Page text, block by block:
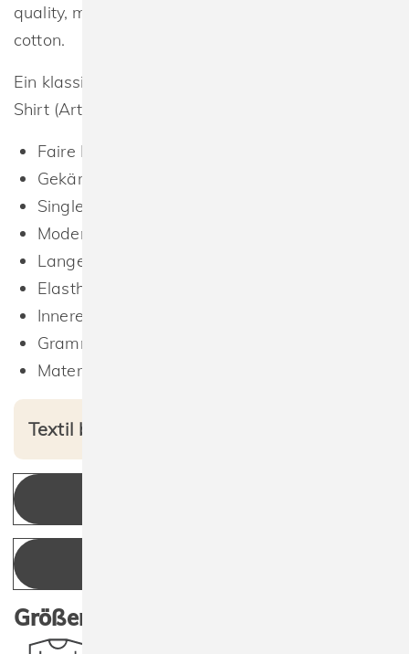
quality, made from ringspun 155gsm combed
cotton.
Ein klassisches, figurbetontes Herren Langarm T-
Shirt (Artikelnummer: O61050)
Faire Baumwolle
Gekämmte Bio-Baumwolle
Single-Jersey Strick
Moderne Passform
Lange Ärmel
Elasthan Ripp am Halsausschnitt
Inneres Nackenband
Grammatur in g/m² 155 g/m²
Materialzusammensetzung 100% Baumwolle
Textil bedruckt ab 8,41 € netto
Größen: